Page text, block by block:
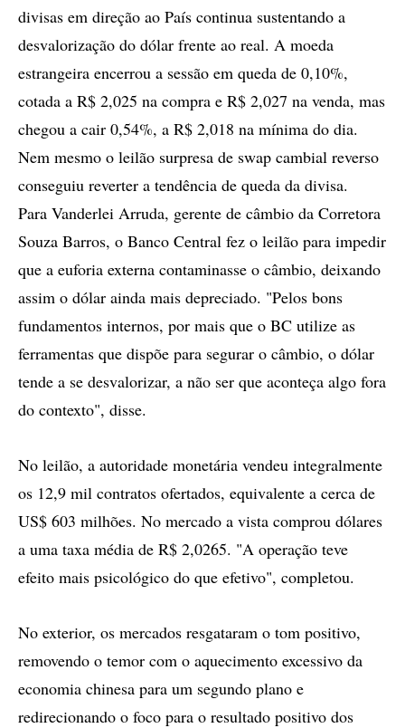
divisas em direção ao País continua sustentando a
desvalorização do dólar frente ao real. A moeda
estrangeira encerrou a sessão em queda de 0,10%,
cotada a R$ 2,025 na compra e R$ 2,027 na venda, mas
chegou a cair 0,54%, a R$ 2,018 na mínima do dia.
Nem mesmo o leilão surpresa de swap cambial reverso
conseguiu reverter a tendência de queda da divisa.
Para Vanderlei Arruda, gerente de câmbio da Corretora
Souza Barros, o Banco Central fez o leilão para impedir
que a euforia externa contaminasse o câmbio, deixando
assim o dólar ainda mais depreciado. "Pelos bons
fundamentos internos, por mais que o BC utilize as
ferramentas que dispõe para segurar o câmbio, o dólar
tende a se desvalorizar, a não ser que aconteça algo fora
do contexto", disse.
No leilão, a autoridade monetária vendeu integralmente
os 12,9 mil contratos ofertados, equivalente a cerca de
US$ 603 milhões. No mercado a vista comprou dólares
a uma taxa média de R$ 2,0265. "A operação teve
efeito mais psicológico do que efetivo", completou.
No exterior, os mercados resgataram o tom positivo,
removendo o temor com o aquecimento excessivo da
economia chinesa para um segundo plano e
redirecionando o foco para o resultado positivo dos